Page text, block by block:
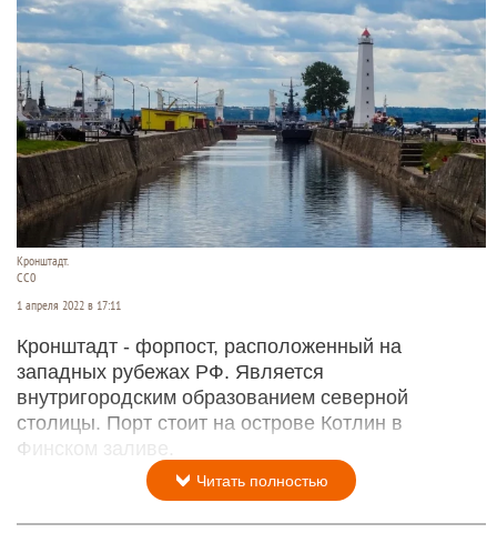
Кронштадт.
СС0
1 апреля 2022 в 17:11
Кронштадт - форпост, расположенный на
западных рубежах РФ. Является
внутригородским образованием северной
столицы. Порт стоит на острове Котлин в
Финском заливе.
Читать полностью